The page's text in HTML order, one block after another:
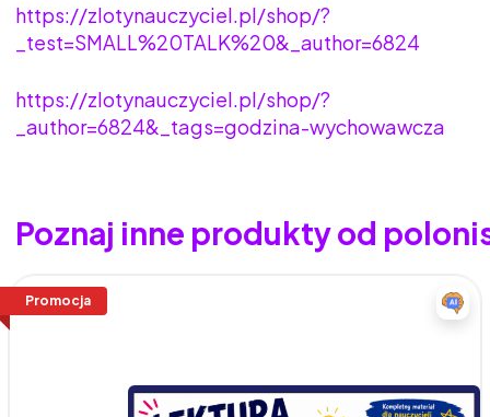
https://zlotynauczyciel.pl/shop/?
_test=SMALL%20TALK%20&_author=6824
https://zlotynauczyciel.pl/shop/?
_author=6824&_tags=godzina-wychowawcza
Poznaj inne produkty od
Promocja